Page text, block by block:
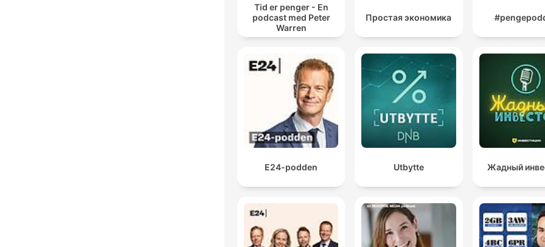
Tid er penger - En
podcast med Peter
Warren
Простая экономика
E24-podden Utbytte Жадный